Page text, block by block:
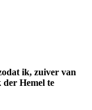
ik, zuiver van
Hemel te